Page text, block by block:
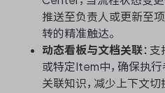
推送至负责人或更新至
转的精准触达。
动态看板与文档关联：
或特定Item中，确保执
关联知识，减少上下文切